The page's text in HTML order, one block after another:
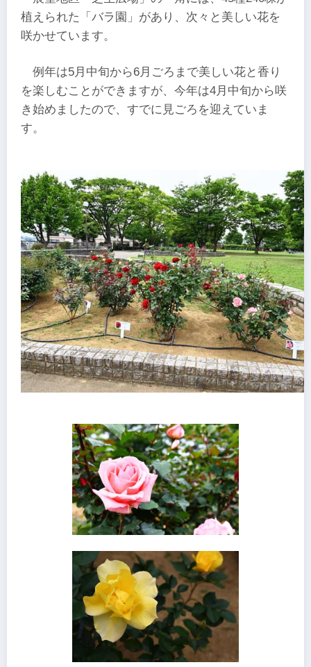
植えられた「バラ園」があり、次々と美しい花を
咲かせています。
例年は5月中旬から6月ごろまで美しい花と香り
を楽しむことができますが、今年は4月中旬から咲
き始めましたので、すでに見ごろを迎えていま
す。